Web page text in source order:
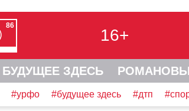
86
16+
БУДУЩЕЕ ЗДЕСЬ РОМАНОВЫ
#урфо #будущее здесь #дтп